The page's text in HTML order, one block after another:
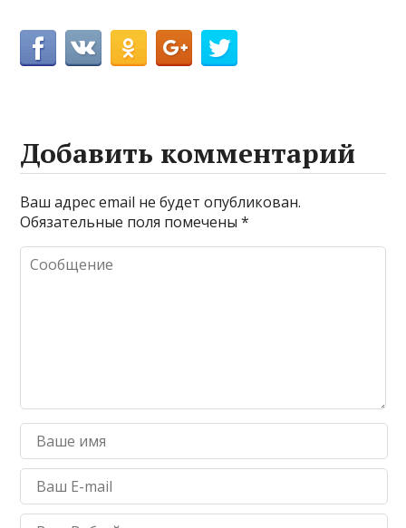
Добавить комментарий
Ваш адрес email не будет опубликован.
Обязательные поля помечены*